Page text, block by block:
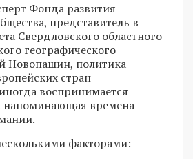
Фонда развития
представитель в
Свердловского областного
географического
Новопашин, политика
стран
воспринимается
напоминающая времена
факторами: